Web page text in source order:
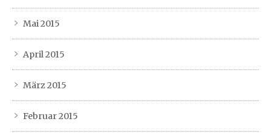
Mai 2015
April 2015
März 2015
Februar 2015